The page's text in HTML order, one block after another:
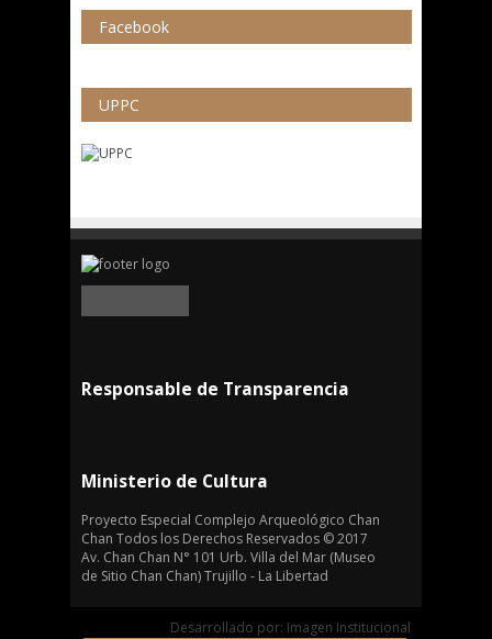
Facebook
UPPC
Responsable de Transparencia
Ministerio de Cultura
Proyecto Especial Complejo Arqueológico Chan
Chan Todos los Derechos Reservados © 2017
Av. Chan Chan N° 101 Urb. Villa del Mar (Museo
de Sitio Chan Chan) Trujillo - La Libertad
Desarrollado por: Imagen Institucional